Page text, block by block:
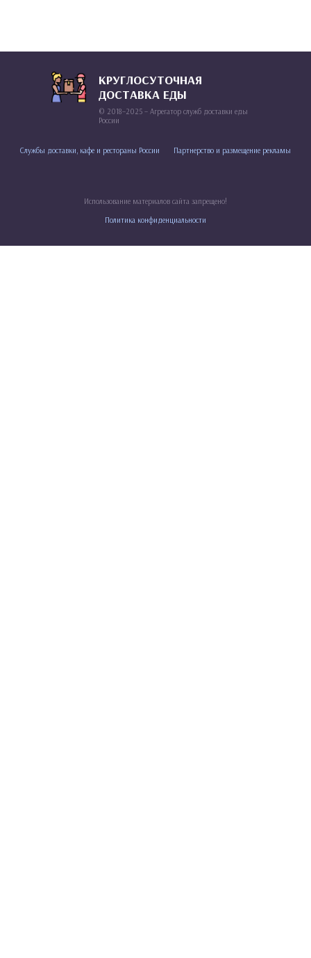
КРУГЛОСУТОЧНАЯ
ДОСТАВКА ЕДЫ
© 2018–2025 – Агрегатор служб доставки еды
России
Службы доставки, кафе и рестораны России Партнерство и размещение рекламы
Использование материалов сайта запрещено!
Политика конфиденциальности